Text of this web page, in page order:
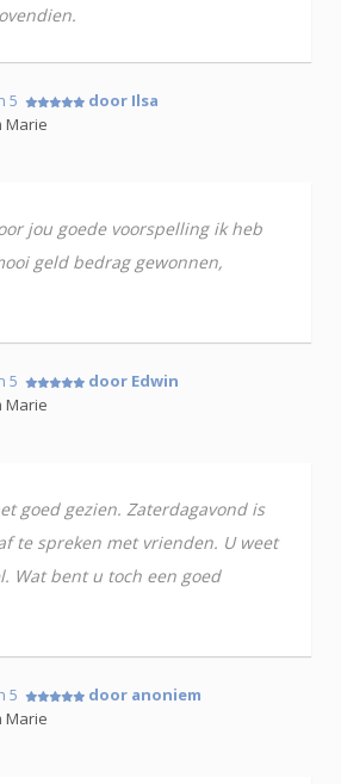
5
door Ilsa
Marie
jou goede voorspelling ik heb
geld bedrag gewonnen,
5
door Edwin
Marie
goed gezien. Zaterdagavond is
te spreken met vrienden. U weet
Wat bent u toch een goed
5
door anoniem
Marie